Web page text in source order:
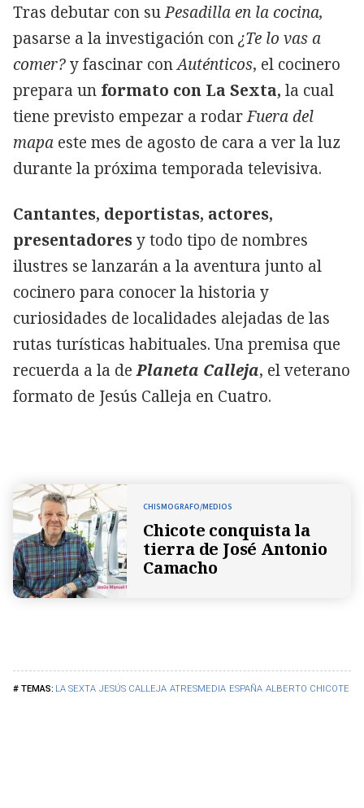
LA SEXTA JESÚS CALLEJA ATRESMEDIA ESPAÑA ALBERTO CHICOTE
Tras debutar con suPesadilla en la cocina,
pasarse a la investigación con¿Te lo vas a
comer?y fascinar conAuténticos, el cocinero
prepara un formato con La Sexta, la cual
tiene previsto empezar a rodarFuera del
mapa este mes de agosto de cara a ver la luz
durante la próxima temporada televisiva.
Cantantes, deportistas, actores,
presentadoresy todo tipo de nombres
ilustres se lanzarán a la aventura junto al
cocinero para conocer la historia y
curiosidades de localidades alejadas de las
rutas turísticas habituales. Una premisa que
recuerda a la dePlaneta Calleja, el veterano
formato de Jesús Calleja en Cuatro.
CHISMOGRAFO/MEDIOS
Chicote conquista la
tierra de José Antonio
Camacho